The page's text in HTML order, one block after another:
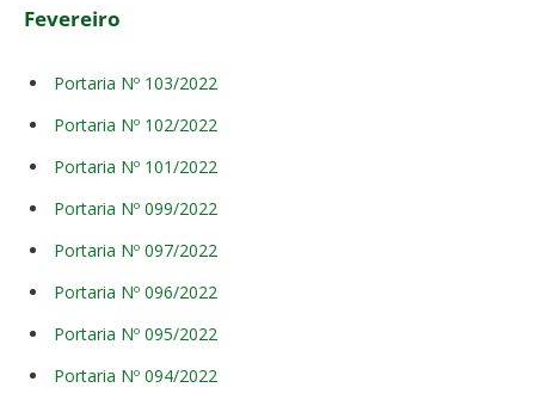
Fevereiro
Portaria Nº 103/2022
Portaria Nº 102/2022
Portaria Nº 101/2022
Portaria Nº 099/2022
Portaria Nº 097/2022
Portaria Nº 096/2022
Portaria Nº 095/2022
Portaria Nº 094/2022